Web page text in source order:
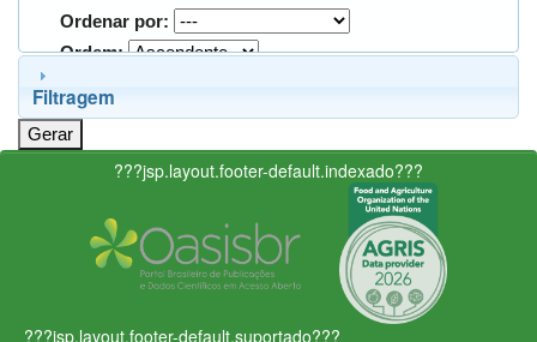
Ordenar por:
Ordem:
Filtragem
???jsp.layout.footer-default.indexado???
???jsp.layout.footer-default.suportado???